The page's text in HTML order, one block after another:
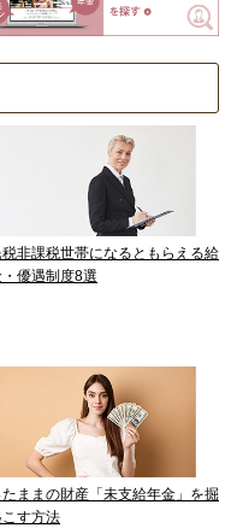
非課税世帯になるともらえる給
優遇制度8選
ままの財産「未支給年金」を掘
こす方法